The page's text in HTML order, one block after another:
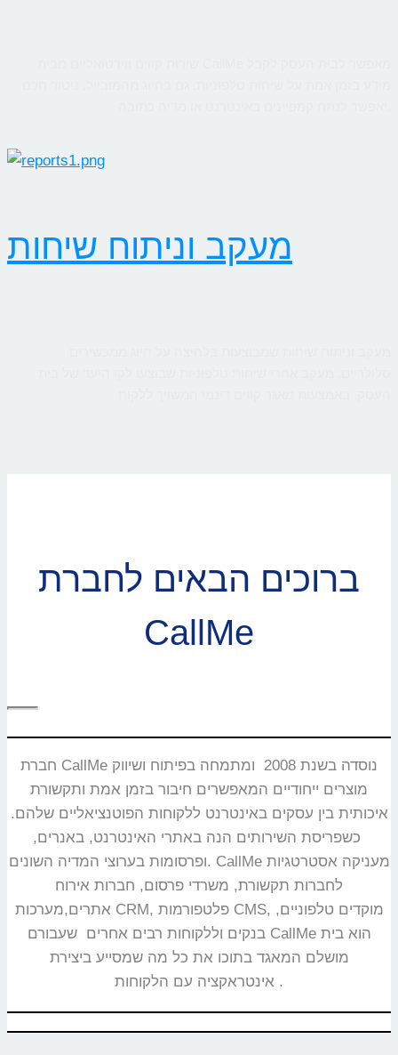
מעקב וניתוח שיחות
ברוכים הבאים לחברת
CallMe
חברת CallMe נוסדה בשנת 2008 ומתמחה בפיתוח ושיווק
מוצרים ייחודיים המאפשרים חיבור בזמן אמת ותקשורת
איכותית בין עסקים באינטרנט ללקוחות הפוטנציאליים שלהם.
כשפריסת השירותים הנה באתרי האינטרנט, באנרים,
ופרסומות בערוצי המדיה השונים. CallMe מעניקה אסטרטגיות
לחברות תקשורת, משרדי פרסום, חברות אירוח
אתרים,מערכות CRM, פלטפורמות CMS, מוקדים טלפוניים,
בנקים וללקוחות רבים אחרים שעבורם CallMe הוא בית
מושלם המאגד בתוכו את כל מה שמסייע ביצירת
אינטראקציה עם הלקוחות.